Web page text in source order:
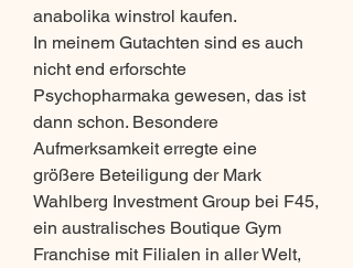
anabolika winstrol kaufen.
In meinem Gutachten sind es auch
nicht end erforschte
Psychopharmaka gewesen, das ist
dann schon. Besondere
Aufmerksamkeit erregte eine
größere Beteiligung der Mark
Wahlberg Investment Group bei F45,
ein australisches Boutique Gym
Franchise mit Filialen in aller Welt,